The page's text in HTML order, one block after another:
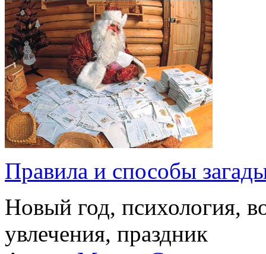
Правила и способы
Новый год, психология,
увлечения, праздник